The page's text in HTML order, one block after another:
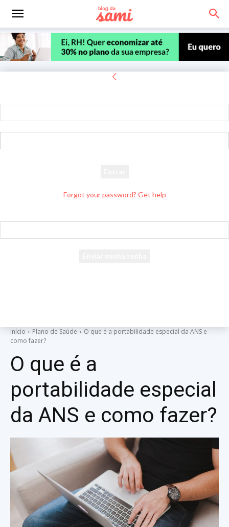
Forgot your password? Get help
Início Plano de Saúde
O que é a portabilidade especial da ANS e
como fazer?
O que é a
portabilidade especial
da ANS e como fazer?